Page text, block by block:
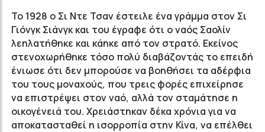
Το 1928 ο Σι Ντε Τσαν έστειλε ένα γράμμα στον Σι
Γιόνγκ Σιάνγκ και του έγραφε ότι ο ναός Σαολίν
λεηλατήθηκε και κάηκε από τον στρατό. Εκείνος
στενοχωρήθηκε τόσο πολύ διαβάζοντάς το επειδή
ένιωσε ότι δεν μπορούσε να βοηθήσει τα αδέρφια
του τους μοναχούς, που τρεις φορές επιχείρησε
να επιστρέψει στον ναό, αλλά τον σταμάτησε η
οικογένειά του. Χρειάστηκαν δέκα χρόνια για να
αποκατασταθεί η ισορροπία στην Κίνα, να επέλθει